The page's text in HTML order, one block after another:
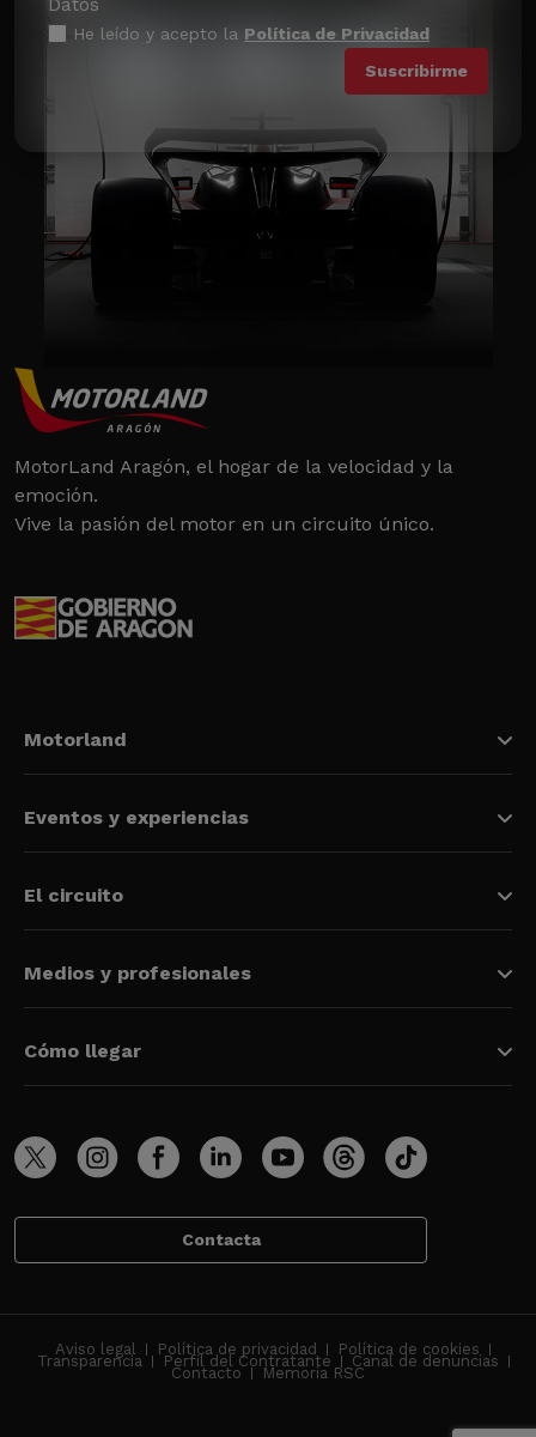
He leído y acepto la Política de Privacidad
MotorLand Aragón, el hogar de la velocidad y la
emoción.
Vive la pasión del motor en un circuito único.
Motorland
Eventos y experiencias
El circuito
Medios y profesionales
Cómo llegar
Contacta
Aviso legal Política de privacidad Política de cookies
Transparencia Perfil del Contratante Canal de denuncias
Contacto Memoria RSC